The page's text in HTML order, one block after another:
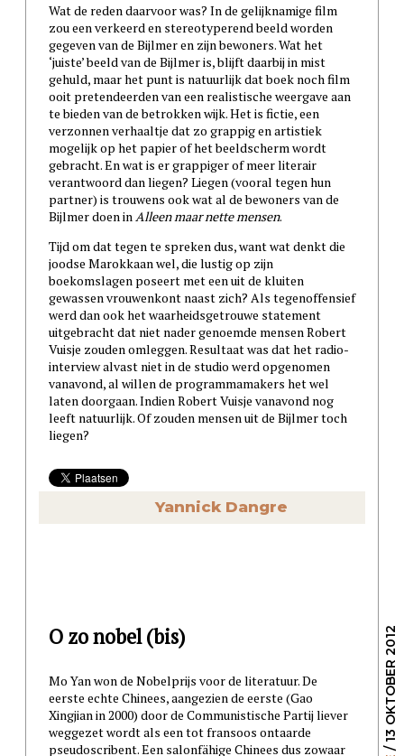
Wat de reden daarvoor was? In de gelijknamige film
zou een verkeerd en stereotyperend beeld worden
gegeven van de Bijlmer en zijn bewoners. Wat het
‘juiste’ beeld van de Bijlmer is, blijft daarbij in mist
gehuld, maar het punt is natuurlijk dat boek noch film
ooit pretendeerden van een realistische weergave aan
te bieden van de betrokken wijk. Het is fictie, een
verzonnen verhaaltje dat zo grappig en artistiek
mogelijk op het papier of het beeldscherm wordt
gebracht. En wat is er grappiger of meer literair
verantwoord dan liegen? Liegen (vooral tegen hun
partner) is trouwens ook wat al de bewoners van de
Bijlmer doen in Alleen maar nette mensen.
Tijd om dat tegen te spreken dus, want wat denkt die
joodse Marokkaan wel, die lustig op zijn
boekomslagen poseert met een uit de kluiten
gewassen vrouwenkont naast zich? Als tegenoffensief
werd dan ook het waarheidsgetrouwe statement
uitgebracht dat niet nader genoemde mensen Robert
Vuisje zouden omleggen. Resultaat was dat het radio-
interview alvast niet in de studio werd opgenomen
vanavond, al willen de programmamakers het wel
laten doorgaan. Indien Robert Vuisje vanavond nog
leeft natuurlijk. Of zouden mensen uit de Bijlmer toch
liegen?
Yannick Dangre
/ 13 OKTOBER 2012
O zo nobel (bis)
Mo Yan won de Nobelprijs voor de literatuur. De
eerste echte Chinees, aangezien de eerste (Gao
Xingjian in 2000) door de Communistische Partij liever
weggezet wordt als een tot fransoos ontaarde
pseudoscribent. Een salonfähige Chinees dus zowaar